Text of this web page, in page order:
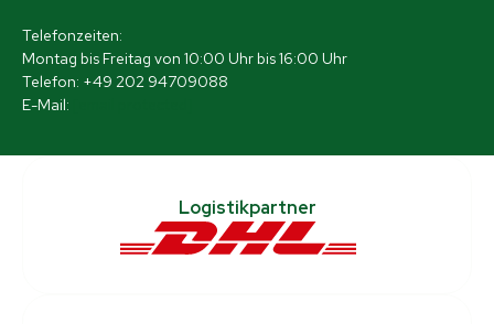
Telefonzeiten:
Montag bis Freitag von 10:00 Uhr bis 16:00 Uhr
Telefon: +49 202 94709088
E-Mail:
Logistikpartner